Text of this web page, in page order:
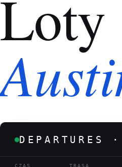
Loty
DEPARTURES
CZAS TRASA